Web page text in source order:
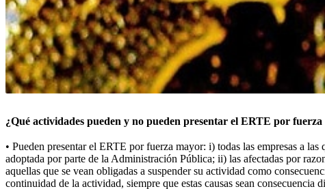
¿Qué actividades pueden y no pueden presentar el ERTE por
• Pueden presentar el ERTE por fuerza mayor: i) todas las empresas a
adoptada por parte de la Administración Pública; ii) las afectadas por
aquellas que se vean obligadas a suspender su actividad como
continuidad de la actividad, siempre que estas causas sean